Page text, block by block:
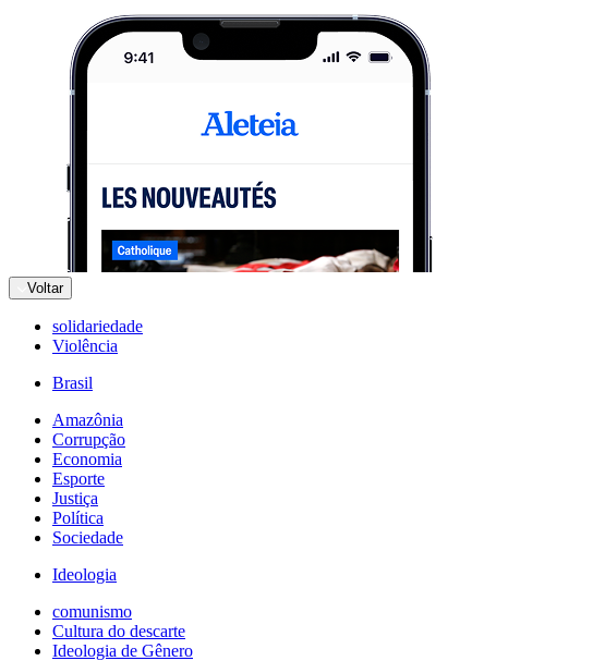
Voltar
solidariedade
Violência
Brasil
Amazônia
Corrupção
Economia
Esporte
Justiça
Política
Sociedade
Ideologia
comunismo
Cultura do descarte
Ideologia de Gênero